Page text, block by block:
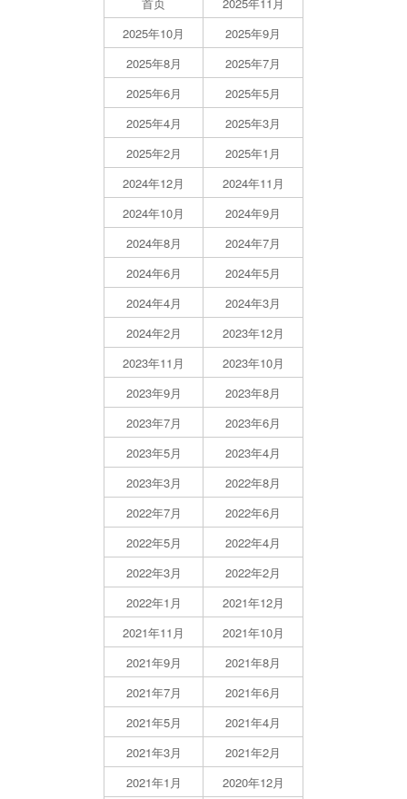
2025年10月
2025年9月
2025年8月
2025年7月
2025年6月
2025年5月
2025年4月
2025年3月
2025年2月
2025年1月
2024年12月
2024年11月
2024年10月
2024年9月
2024年8月
2024年7月
2024年6月
2024年5月
2024年4月
2024年3月
2024年2月
2023年12月
2023年11月
2023年10月
2023年9月
2023年8月
2023年7月
2023年6月
2023年5月
2023年4月
2023年3月
2022年8月
2022年7月
2022年6月
2022年5月
2022年4月
2022年3月
2022年2月
2022年1月
2021年12月
2021年11月
2021年10月
2021年9月
2021年8月
2021年7月
2021年6月
2021年5月
2021年4月
2021年3月
2021年2月
2021年1月
2020年12月